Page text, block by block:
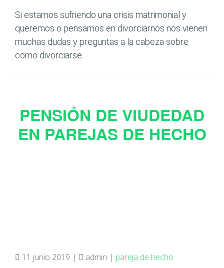
Si estamos sufriendo una crisis matrimonial y
queremos o pensamos en divorciarnos nos vienen
muchas dudas y preguntas a la cabeza sobre
como divorciarse.
PENSIÓN DE VIUDEDAD
EN PAREJAS DE HECHO
11 junio 2019 | admin | pareja de hecho